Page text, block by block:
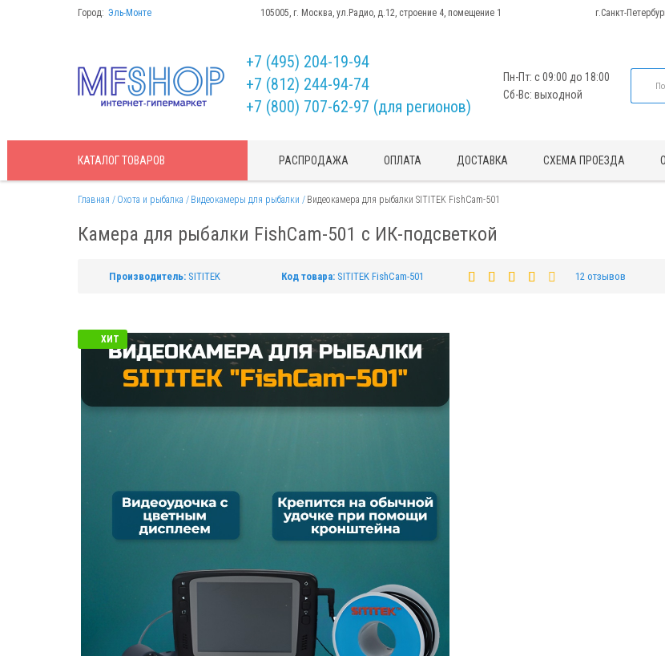
Город: Эль-Монте 105005, г. Москва, ул.Радио, д.12, строение 4, помещение 1 г.Санкт-
+7 (495) 204-19-94
+7 (812) 244-94-74
+7 (800) 707-62-97 (для регионов)
Пн-Пт: с 09:00 до 18:00
Сб-Вс: выходной
КАТАЛОГТОВАРОВ РАСПРОДАЖА ОПЛАТА ДОСТАВКА СХЕМА ПРОЕЗДА
Главная Охота и рыбалка Видеокамеры для рыбалки Видеокамера для рыбалки SITITEK FishCam-501
Камера для рыбалки FishCam-501 с ИК-подсветкой
Производитель: SITITEK Код товара: SITITEK FishCam-501 12 отзывов
ХИТ